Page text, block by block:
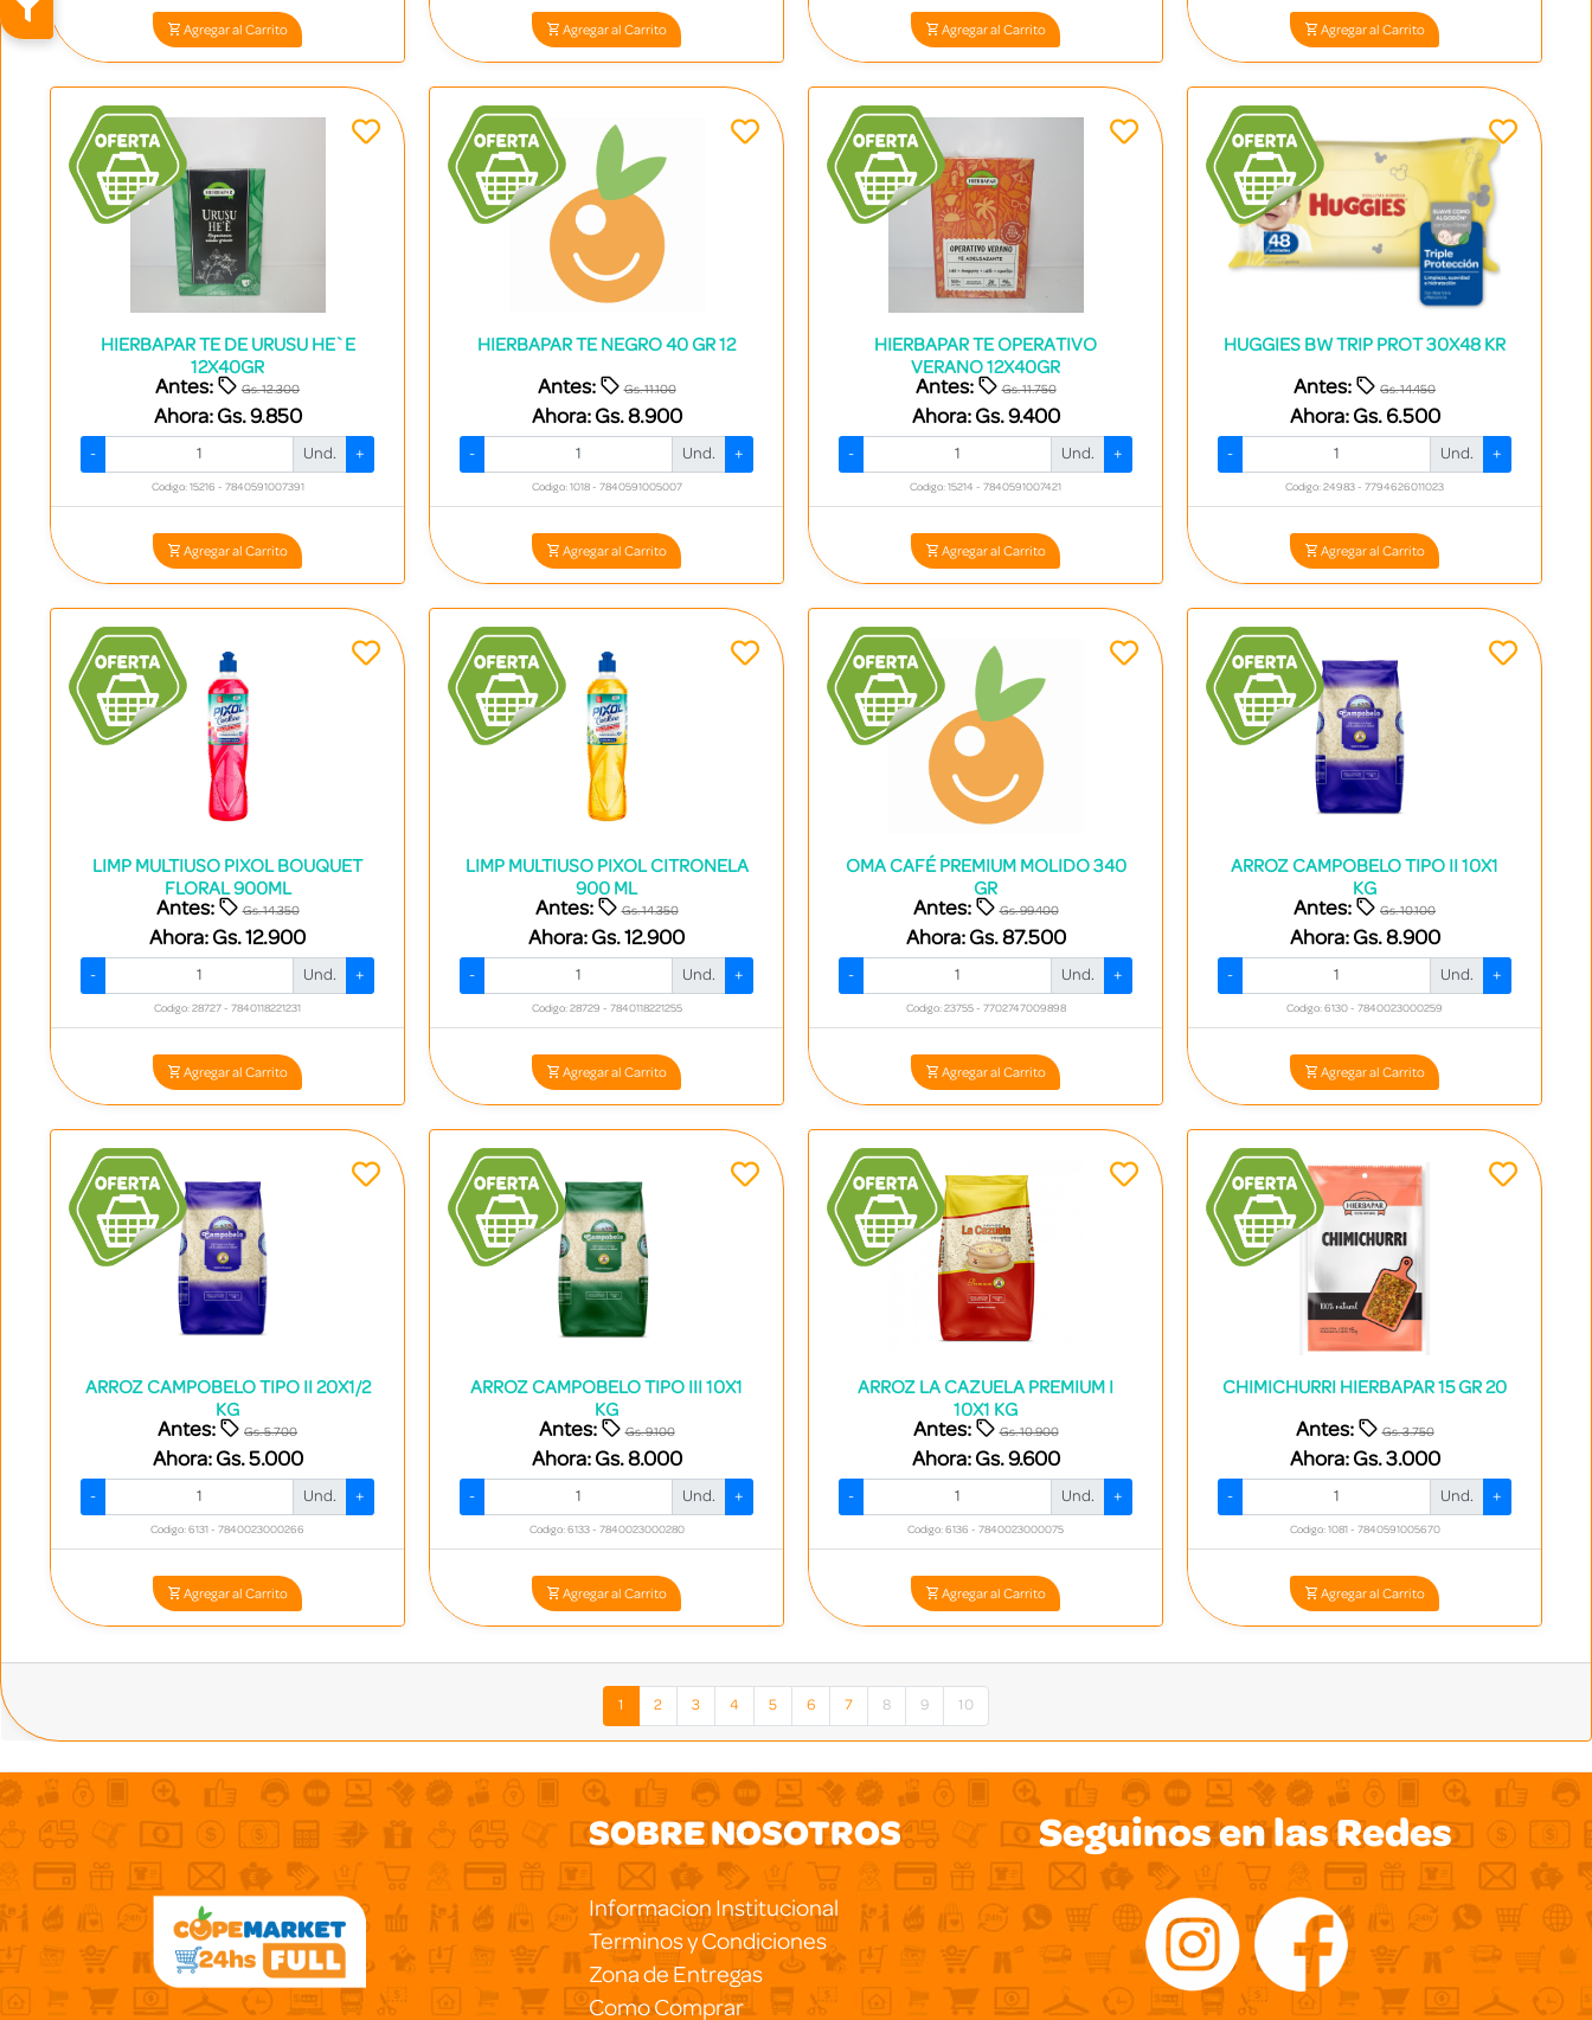
Agregar al Carrito Agregar al Carrito Agregar al Carrito Agregar al Carrito
HIERBAPAR TE DE URUSU HE`E
12X40GR
Antes: Gs. 12.300
Ahora: Gs. 9.850
- Und. +
Codigo: 15216 - 7840591007391
Agregar al Carrito
HIERBAPAR TE NEGRO 40 GR 12
Antes: Gs. 11.100
Ahora: Gs. 8.900
- Und. +
Codigo: 1018 - 7840591005007
Agregar al Carrito
HIERBAPAR TE OPERATIVO
VERANO 12X40GR
Antes: Gs. 11.750
Ahora: Gs. 9.400
- Und. +
Codigo: 15214 - 7840591007421
Agregar al Carrito
HUGGIES BW TRIP PROT 30X48 KR
Antes: Gs. 14.450
Ahora: Gs. 6.500
- Und. +
Codigo: 24983 - 7794626011023
Agregar al Carrito
LIMP MULTIUSO PIXOL BOUQUET
FLORAL 900ML
Antes: Gs. 14.350
Ahora: Gs. 12.900
- Und. +
Codigo: 28727 - 7840118221231
Agregar al Carrito
LIMP MULTIUSO PIXOL CITRONELA
900 ML
Antes: Gs. 14.350
Ahora: Gs. 12.900
- Und. +
Codigo: 28729 - 7840118221255
Agregar al Carrito
OMA CAFÉ PREMIUM MOLIDO 340
GR
Antes: Gs. 99.400
Ahora: Gs. 87.500
- Und. +
Codigo: 23755 - 7702747009898
Agregar al Carrito
ARROZ CAMPOBELO TIPO II 10X1
KG
Antes: Gs. 10.100
Ahora: Gs. 8.900
- Und. +
Codigo: 6130 - 7840023000259
Agregar al Carrito
ARROZ CAMPOBELO TIPO II 20X1/2
KG
Antes: Gs. 5.700
Ahora: Gs. 5.000
- Und. +
Codigo: 6131 - 7840023000266
Agregar al Carrito
ARROZ CAMPOBELO TIPO III 10X1
KG
Antes: Gs. 9.100
Ahora: Gs. 8.000
- Und. +
Codigo: 6133 - 7840023000280
Agregar al Carrito
ARROZ LA CAZUELA PREMIUM I
10X1 KG
Antes: Gs. 10.900
Ahora: Gs. 9.600
- Und. +
Codigo: 6136 - 7840023000075
Agregar al Carrito
CHIMICHURRI HIERBAPAR 15 GR 20
Antes: Gs. 3.750
Ahora: Gs. 3.000
- Und. +
Codigo: 1081 - 7840591005670
Agregar al Carrito
1 2 3 4 5 6 7 8 9 10
SOBRE NOSOTROS
Informacion Institucional
Terminos y Condiciones
Zona de Entregas
Como Comprar
Seguinos en las Redes